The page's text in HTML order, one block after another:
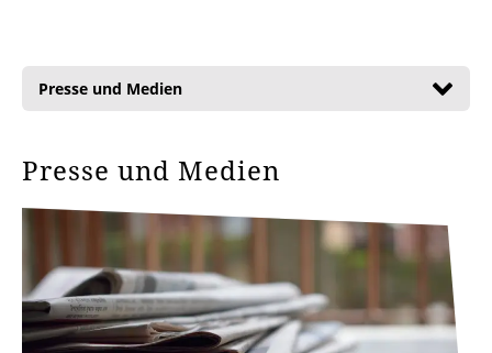
Presse und Medien
Presse und Medien